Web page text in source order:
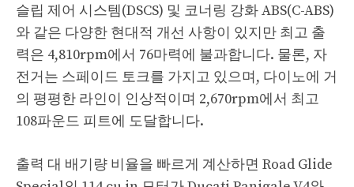
슬립 제어 시스템(DSCS) 및 코너링 강화 ABS(C-ABS)
와 같은 다양한 현대적 개선 사항이 있지만 최고 출
력은 4,810rpm에서 76마력에 불과합니다. 물론, 자
전거는 스페이드 토크를 가지고 있으며, 다이노에 거
의 평평한 라인이 인상적이며 2,670rpm에서 최고
108파운드 피트에 도달합니다.
출력 대 배기량 비율을 빠르게 계산하면 Road Glide